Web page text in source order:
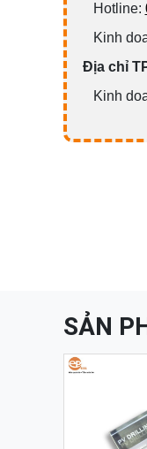
Hotline:
Kinh
Địa chỉ
Kinh
SẢN